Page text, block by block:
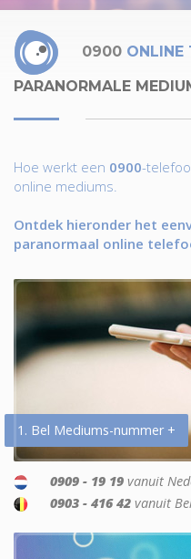
0900 ONLINE
PARANORMALE
Hoe werkt een 0900-
online mediums.
Ontdek hieronder het
paranormaal online
1. Bel Mediums-nummer +
0909 - 19 19 vanuit
0903 - 416 42 vanuit